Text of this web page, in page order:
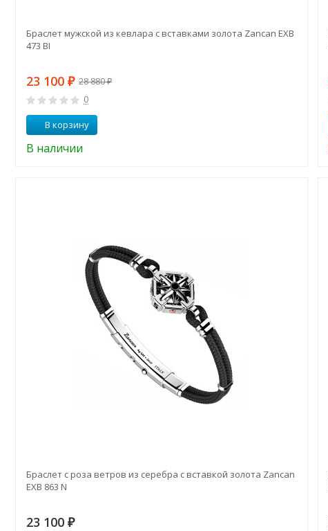
Браслет мужской из кевлара с вставками золота Zancan EXB
473 BI
23 100 ₽ 28 880₽
0
В корзину
В наличии
Браслет с роза ветров из серебра с вставкой золота Zancan
EXB 863 N
23 100 ₽